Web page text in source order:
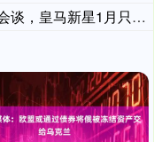
马新星1月只接受租借